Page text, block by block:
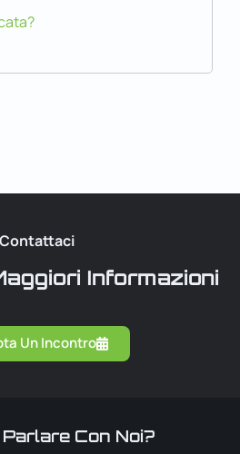
Contattaci
Informazioni
Un Incontro
Con Noi?